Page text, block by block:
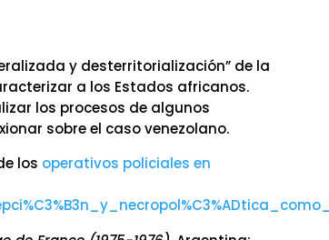
y desterritorialización” de la
a los Estados africanos.
los procesos de algunos
sobre el caso venezolano.
los operativos policiales en